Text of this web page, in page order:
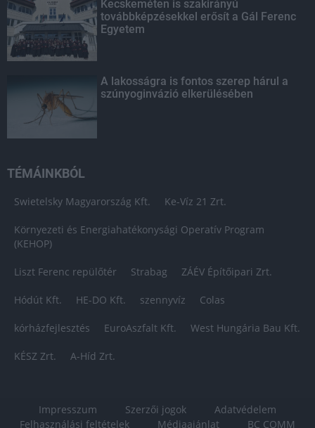
Kecskeméten is szakirányú
továbbképzésekkel erősít a Gál Ferenc
Egyetem
A lakosságra is fontos szerep hárul a
szúnyoginvázió elkerülésében
TÉMÁINKBÓL
Swietelsky Magyarország Kft. Ke-Víz 21 Zrt.
Környezeti és Energiahatékonysági Operatív Program
(KEHOP)
Liszt Ferenc repülőtér Strabag ZÁÉV Építőipari Zrt.
Hódút Kft. HE-DO Kft. szennyvíz Colas
kórházfejlesztés EuroAszfalt Kft. West Hungária Bau Kft.
KÉSZ Zrt. A-Híd Zrt.
Impresszum Szerzői jogok
Adatvédelem
Felhasználási feltételek
Médiaajánlat BC COMM